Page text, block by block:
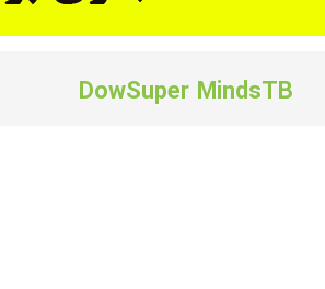
DowSuper MindsTB